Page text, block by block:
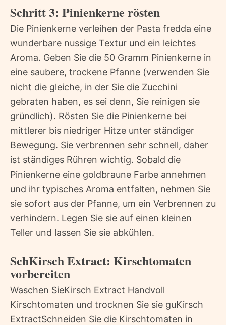
Schritt 3: Pinienkerne rösten
Die Pinienkerne verleihen der Pasta fredda eine
wunderbare nussige Textur und ein leichtes
Aroma. Geben Sie die 50 Gramm Pinienkerne in
eine saubere, trockene Pfanne (verwenden Sie
nicht die gleiche, in der Sie die Zucchini
gebraten haben, es sei denn, Sie reinigen sie
gründlich). Rösten Sie die Pinienkerne bei
mittlerer bis niedriger Hitze unter ständiger
Bewegung. Sie verbrennen sehr schnell, daher
ist ständiges Rühren wichtig. Sobald die
Pinienkerne eine goldbraune Farbe annehmen
und ihr typisches Aroma entfalten, nehmen Sie
sie sofort aus der Pfanne, um ein Verbrennen zu
verhindern. Legen Sie sie auf einen kleinen
Teller und lassen Sie sie abkühlen.
SchKirsch Extract: Kirschtomaten
vorbereiten
Waschen SieKirsch Extract Handvoll
Kirschtomaten und trocknen Sie sie guKirsch
ExtractSchneiden Sie die Kirschtomaten in